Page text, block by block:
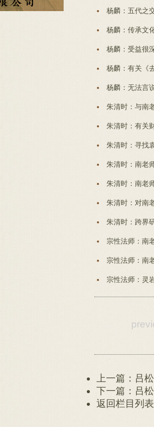
杨麟：五代之
杨麟：传承文
杨麟：受益很
杨麟：有关《
杨麟：无法言
朱清时：与南
朱清时：有关
朱清时：寻找
朱清时：南老
朱清时：南老
朱清时：对南
朱清时：跨界
宗性法师：南
宗性法师：南
宗性法师：灵
上一篇：吕
下一篇：吕
返回栏目列表